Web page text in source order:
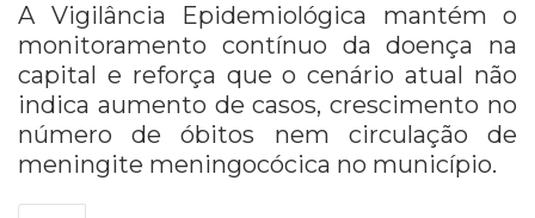
A Vigilância Epidemiológica mantém o
monitoramento contínuo da doença na
capital e reforça que o cenário atual não
indica aumento de casos, crescimento no
número de óbitos nem circulação de
meningite meningocócica no município.